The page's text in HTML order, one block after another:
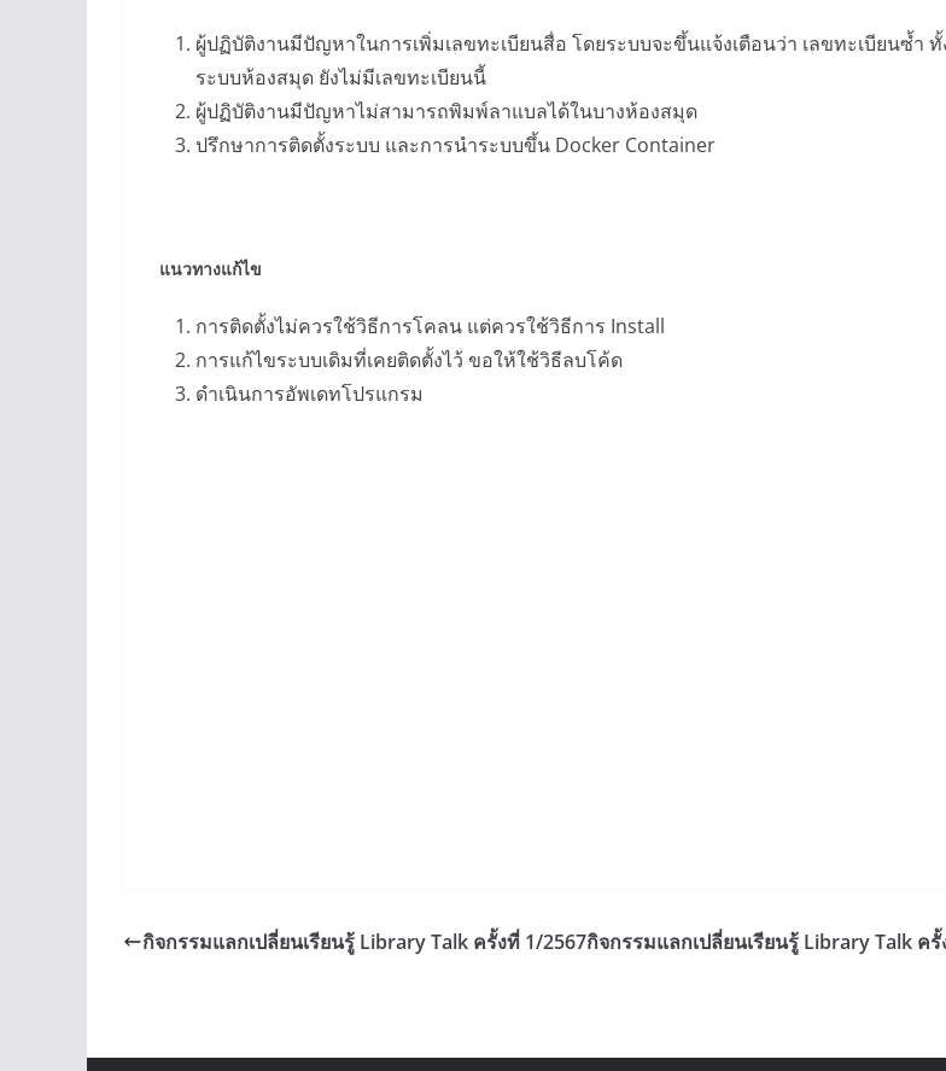
ผู้ปฏิบัติงานมีปัญหาในการเพิ่มเลขทะเบียนสื่อ โดยระบบจะขึ้นแจ้งเตือนว่า เลขทะเบียนซ้ำ
ระบบห้องสมุด ยังไม่มีเลขทะเบียนนี้
ผู้ปฏิบัติงานมีปัญหาไม่สามารถพิมพ์ลาแบลได้ในบางห้องสมุด
ปรึกษาการติดตั้งระบบ และการนำระบบขึ้น Docker Container
แนวทางแก้ไข
การติดตั้งไม่ควรใช้วิธีการโคลน แต่ควรใช้วิธีการ Install
การแก้ไขระบบเดิมที่เคยติดตั้งไว้ ขอให้ใช้วิธีลบโค้ด
ดำเนินการอัพเดทโปรแกรม
กิจกรรมแลกเปลี่ยนเรียนรู้ Library Talk ครั้งที่ 1/2567กิจกรรมแลกเปลี่ยนเรียนรู้ Library Talk ค